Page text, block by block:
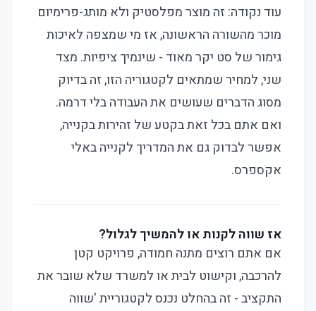
עוד נקודה: זה מוצר מפלסטיק ולא מותג-פרימיום
מוכר מהשורה הראשונה, אז מי שמצפה לאיכות
גימור של סט יקר מאוד - שינמיך ציפיות. מצד
שני, למחיר שמתאים לקטגוריה הזו, זה בדיוק
מסוג הדברים שעושים את העבודה בלי דרמה.
ואם אתם בכל זאת בקטע של זהירות בקנייה,
אפשר לבדוק גם אתהמדריך לקנייה באלי
אקספרס.
אז שווה לקנות או להמשיך לגלול?
אם אתם רוצים מתנה חמודה, פרויקט קטן
להרכבה, וקישוט לבית או למשרד שלא שובר את
התקציב - זה בהחלט נכנס לקטגוריית 'שווה